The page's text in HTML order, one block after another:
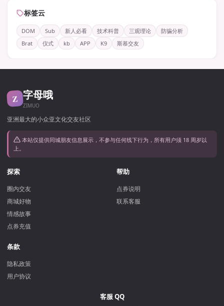
标签云
DOM Sub 新人必看 技术科普 三观理论
防骗分析
Brat
仪式 kb APP K9 斯慕交友
Z 字母哦
ZIMUO
亚洲最大的小众亚文化交友社区
本站仅提供同城朋友信息展示，不参与任何线下行为，所有用户须 18 周岁以
上。
探索
圈内交友
商城好物
情感故事
点券充值
帮助
点券说明
联系客服
条款
隐私政策
用户协议
客服 QQ